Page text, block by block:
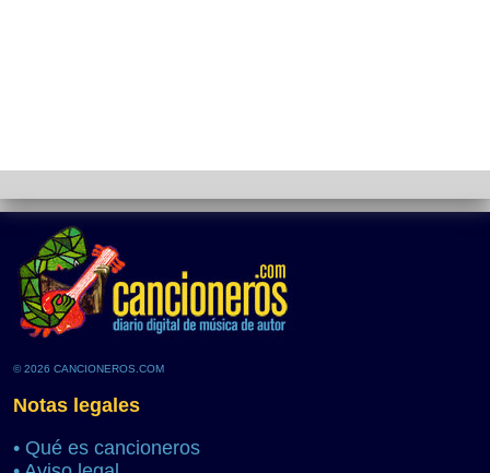
© 2026 CANCIONEROS.COM
Notas legales
• Qué es cancioneros